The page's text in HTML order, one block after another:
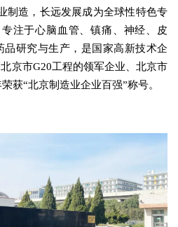
制造，长远发展成为全球性特色专
注于心脑血管、镇痛、神经、皮
品研究与生产，是国家高新技术企
京市G20工程的领军企业、北京市
获“北京制造业企业百强”称号。